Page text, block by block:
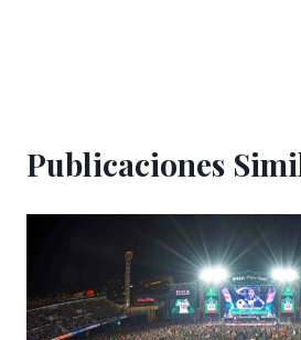
Publicaciones